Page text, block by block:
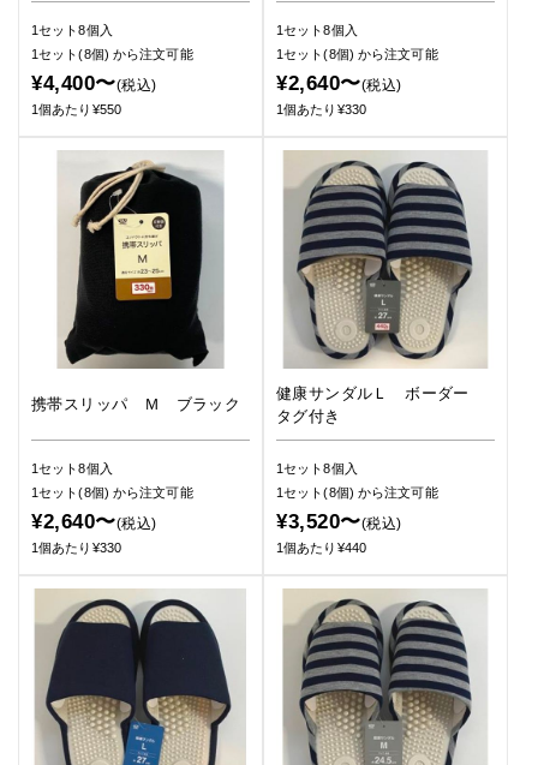
1セット8個入
1セット(8個) から注文可能
¥4,400〜(税込)
1個あたり¥550
1セット8個入
1セット(8個) から注文可能
¥2,640〜(税込)
1個あたり¥330
携帯スリッパ Ｍ ブラック
1セット8個入
1セット(8個) から注文可能
¥2,640〜(税込)
1個あたり¥330
健康サンダルＬ ボーダー
タグ付き
1セット8個入
1セット(8個) から注文可能
¥3,520〜(税込)
1個あたり¥440